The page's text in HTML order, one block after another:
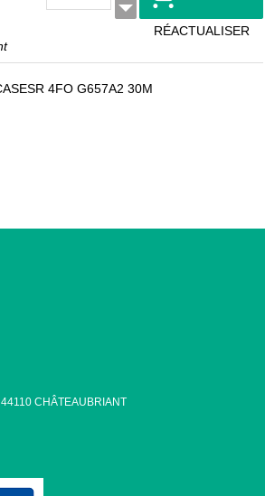
RÉACTUALISER
4FO G657A2 30M
CHÂTEAUBRIANT